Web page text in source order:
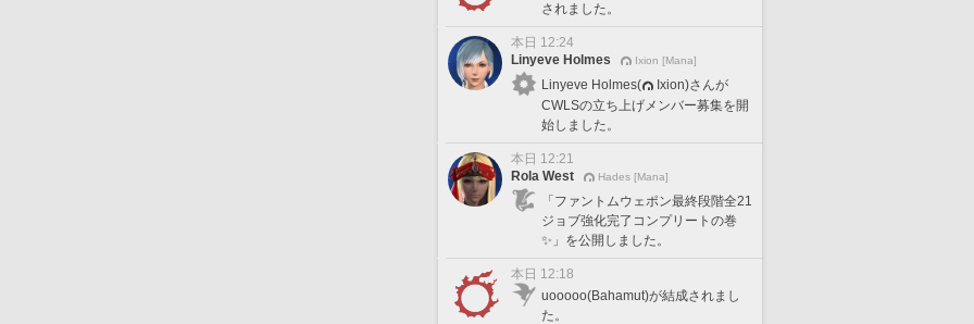
されました。
本日 12:24
Linyeve Holmes
Ixion [Mana]
Linyeve Holmes(
Ixion)さんが
CWLSの立ち上げメンバー募集を開
始しました。
本日 12:21
Rola West
Hades [Mana]
「ファントムウェポン最終段階全21
ジョブ強化完了コンプリートの巻
✨」を公開しました。
本日 12:18
uooooo(Bahamut)が結成されまし
た。